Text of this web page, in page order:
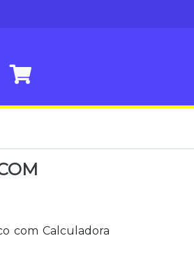
com Calculadora